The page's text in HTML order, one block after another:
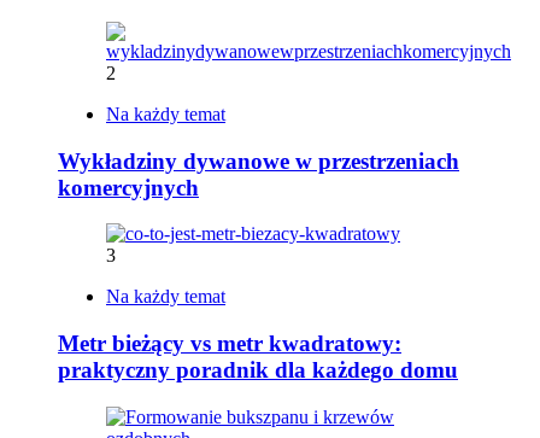
2
Na każdy temat
Wykładziny dywanowe w przestrzeniach
komercyjnych
3
Na każdy temat
Metr bieżący vs metr kwadratowy:
praktyczny poradnik dla każdego domu